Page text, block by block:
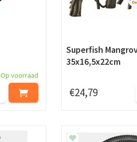
Op voorraad
Superfish
35x16,5x22cm
€24,79